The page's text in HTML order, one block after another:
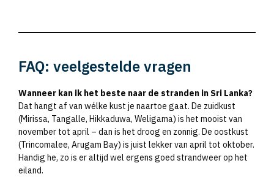
FAQ: veelgestelde vragen
Wanneer kan ik het beste naar de stranden in Sri Lanka?
Dat hangt af van wélke kust je naartoe gaat. De zuidkust
(Mirissa, Tangalle, Hikkaduwa, Weligama) is het mooist van
november tot april – dan is het droog en zonnig. De oostkust
(Trincomalee, Arugam Bay) is juist lekker van april tot oktober.
Handig he, zo is er altijd wel ergens goed strandweer op het
eiland.